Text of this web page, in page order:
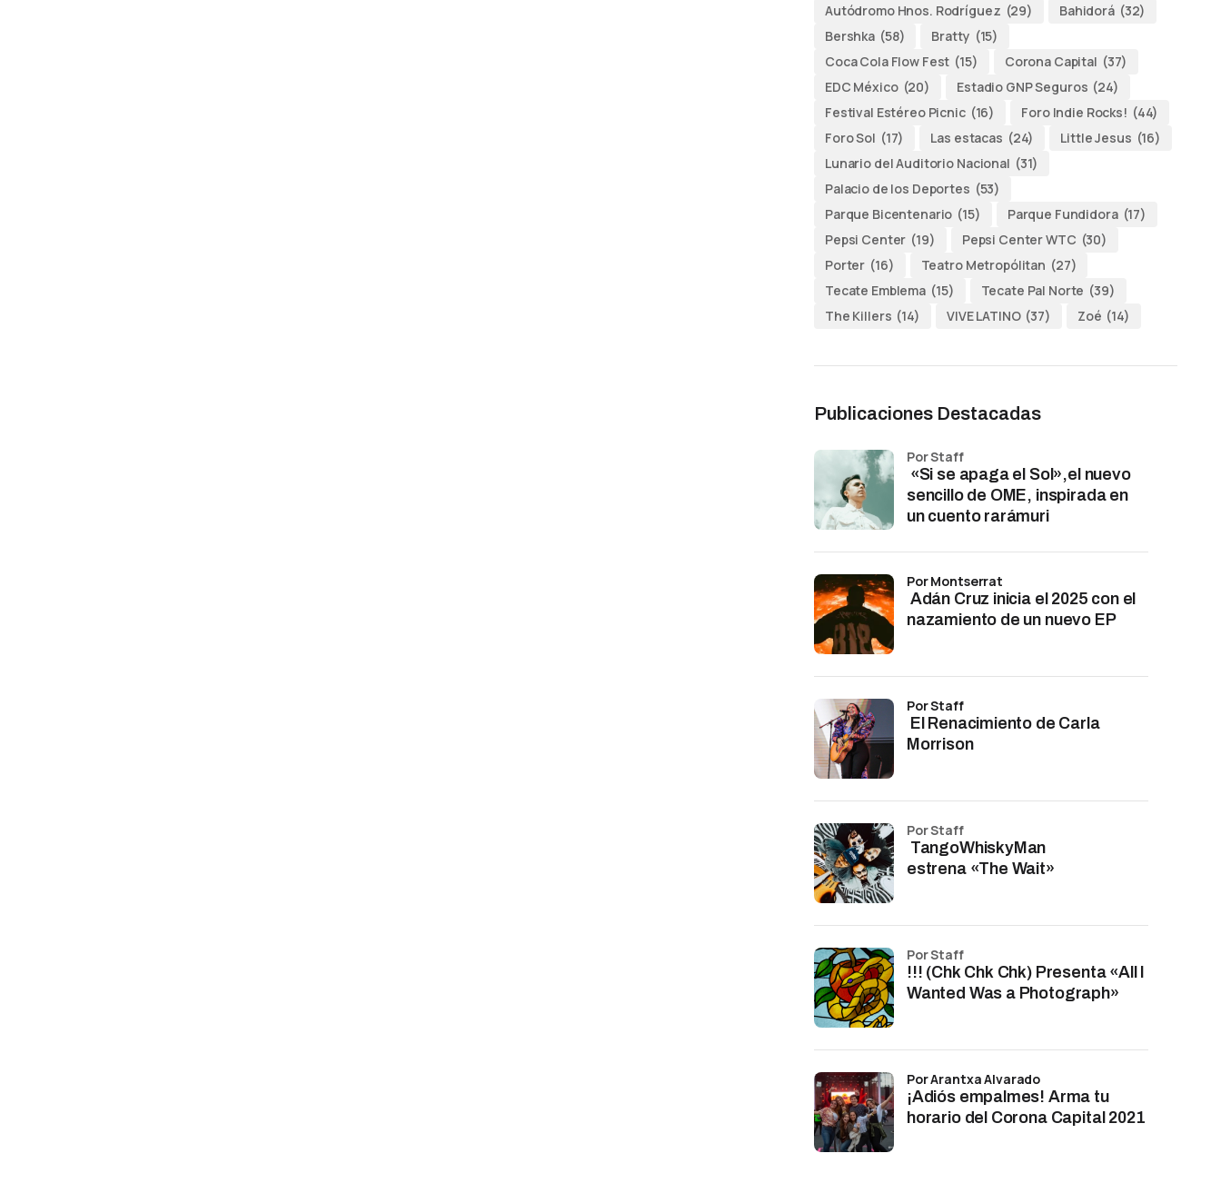
Autódromo Hnos. Rodríguez (29) Bahidorá (32)
Bershka (58) Bratty (15)
Coca Cola Flow Fest (15) Corona Capital (37)
EDC México (20) Estadio GNP Seguros (24)
Festival Estéreo Picnic (16) Foro Indie Rocks! (44)
Foro Sol (17) Las estacas (24) Little Jesus (16)
Lunario del Auditorio Nacional (31)
Palacio de los Deportes (53)
Parque Bicentenario (15) Parque Fundidora (17)
Pepsi Center (19) Pepsi Center WTC (30)
Porter (16) Teatro Metropólitan (27)
Tecate Emblema (15) Tecate Pal Norte (39)
The Killers (14) VIVE LATINO (37) Zoé (14)
Publicaciones Destacadas
«Si se apaga el Sol»,el nuevo
sencillo de OME, inspirada en
un cuento rarámuri
por Staff
Adán Cruz inicia el 2025 con el
nazamiento de un nuevo EP
por Montserrat
El Renacimiento de Carla
Morrison
por Staff
TangoWhiskyMan
estrena «The Wait»
por Staff
!!! (Chk Chk Chk) Presenta «All I
Wanted Was a Photograph»
por Staff
¡Adiós empalmes! Arma tu
horario del Corona Capital 2021
por Arantxa Alvarado